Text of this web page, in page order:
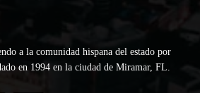
a la comunidad hispana del estado por
en 1994 en la ciudad de Miramar, FL.